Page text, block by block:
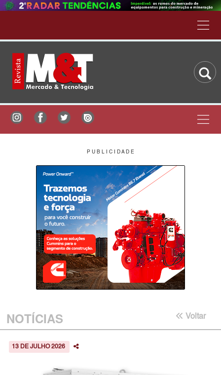
P U B L I C I D A D E
NOTÍCIAS Voltar
13 DE JULHO 2026